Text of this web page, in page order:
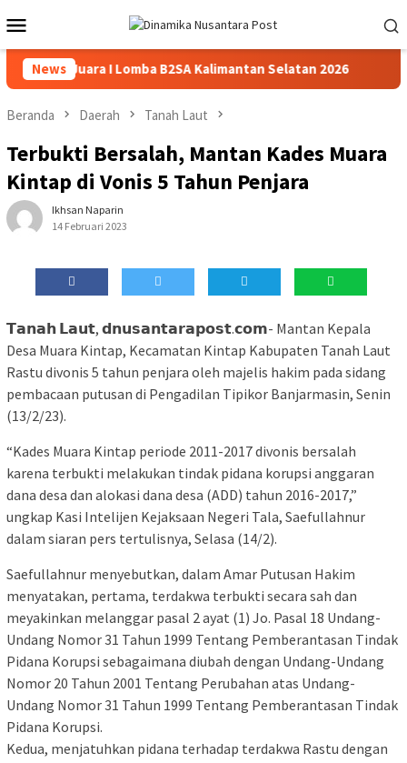
ke
kontenMobile
NewsJuara I Lomba B2SA Kalimantan Selatan 2026
Beranda Daerah Tanah Laut
Terbukti Bersalah, Mantan Kades Muara
Kintap di Vonis 5 Tahun Penjara
Ikhsan Naparin
14 Februari 2023
𝗧𝗮𝗻𝗮𝗵 𝗟𝗮𝘂𝘁, 𝗱𝗻𝘂𝘀𝗮𝗻𝘁𝗮𝗿𝗮𝗽𝗼𝘀𝘁.𝗰𝗼𝗺- Mantan Kepala
Desa Muara Kintap, Kecamatan Kintap Kabupaten Tanah Laut
Rastu divonis 5 tahun penjara oleh majelis hakim pada sidang
pembacaan putusan di Pengadilan Tipikor Banjarmasin, Senin
(13/2/23).
“Kades Muara Kintap periode 2011-2017 divonis bersalah
karena terbukti melakukan tindak pidana korupsi anggaran
dana desa dan alokasi dana desa (ADD) tahun 2016-2017,”
ungkap Kasi Intelijen Kejaksaan Negeri Tala, Saefullahnur
dalam siaran pers tertulisnya, Selasa (14/2).
Saefullahnur menyebutkan, dalam Amar Putusan Hakim
menyatakan, pertama, terdakwa terbukti secara sah dan
meyakinkan melanggar pasal 2 ayat (1) Jo. Pasal 18 Undang-
Undang Nomor 31 Tahun 1999 Tentang Pemberantasan Tindak
Pidana Korupsi sebagaimana diubah dengan Undang-Undang
Nomor 20 Tahun 2001 Tentang Perubahan atas Undang-
Undang Nomor 31 Tahun 1999 Tentang Pemberantasan Tindak
Pidana Korupsi.
Kedua, menjatuhkan pidana terhadap terdakwa Rastu dengan